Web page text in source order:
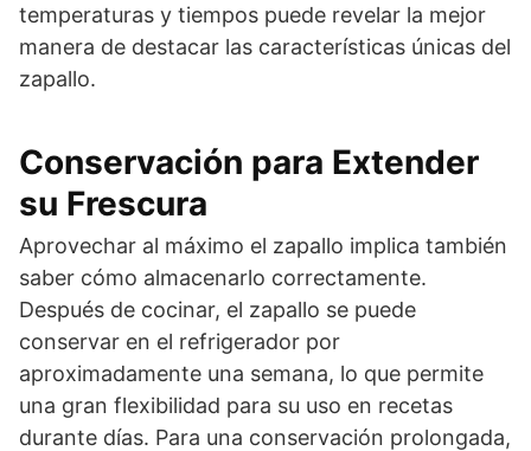
temperaturas y tiempos puede revelar la mejor
manera de destacar las características únicas del
zapallo.
Conservación para Extender
su Frescura
Aprovechar al máximo el zapallo implica también
saber cómo almacenarlo correctamente.
Después de cocinar, el zapallo se puede
conservar en el refrigerador por
aproximadamente una semana, lo que permite
una gran flexibilidad para su uso en recetas
durante días. Para una conservación prolongada,